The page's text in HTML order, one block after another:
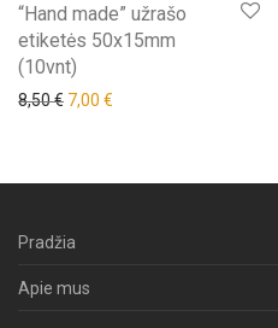
“Hand made” užrašo
etiketės 50x15mm
(10vnt)
8,50€ 7,00 €
Pradžia
Apie mus